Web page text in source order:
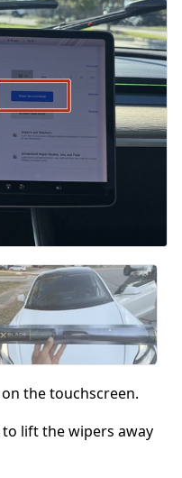
on the touchscreen.
to lift the wipers away